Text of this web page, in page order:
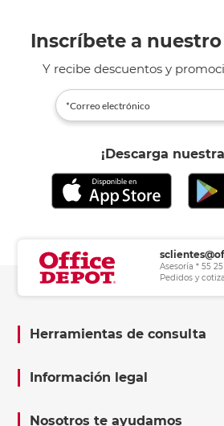
Inscríbete a
Y recibe descuentos y
¡Descarga
Asesoría * 55
Pedidos y
Herramientas de consulta
Información legal
Nosotros te ayudamos